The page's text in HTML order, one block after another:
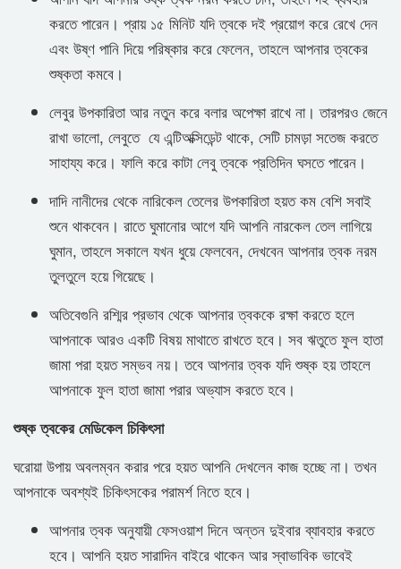
করতে পারেন। প্রায় ১৫ মিনিট যদি ত্বকে দই প্রয়োগ করে রেখে দেন
এবং উষ্ণ পানি দিয়ে পরিষ্কার করে ফেলেন, তাহলে আপনার ত্বকের
শুষ্কতা কমবে।
লেবুর উপকারিতা আর নতুন করে বলার অপেক্ষা রাখে না। তারপরও জেনে
রাখা ভালো, লেবুতে যে এন্টিঅক্সিডেন্ট থাকে, সেটি চামড়া সতেজ করতে
সাহায্য করে। ফালি করে কাটা লেবু ত্বকে প্রতিদিন ঘসতে পারেন।
দাদি নানীদের থেকে নারিকেল তেলের উপকারিতা হয়ত কম বেশি সবাই
শুনে থাকবেন। রাতে ঘুমানোর আগে যদি আপনি নারকেল তেল লাগিয়ে
ঘুমান, তাহলে সকালে যখন ধুয়ে ফেলবেন, দেখবেন আপনার ত্বক নরম
তুলতুলে হয়ে গিয়েছে।
অতিবেগুনি রশ্মির প্রভাব থেকে আপনার ত্বককে রক্ষা করতে হলে
আপনাকে আরও একটি বিষয় মাথাতে রাখতে হবে। সব ঋতুতে ফুল হাতা
জামা পরা হয়ত সম্ভব নয়। তবে আপনার ত্বক যদি শুষ্ক হয় তাহলে
আপনাকে ফুল হাতা জামা পরার অভ্যাস করতে হবে।
শুষ্ক ত্বকের মেডিকেল চিকিৎসা
ঘরোয়া উপায় অবলম্বন করার পরে হয়ত আপনি দেখলেন কাজ হচ্ছে না। তখন
আপনাকে অবশ্যই চিকিৎসকের পরামর্শ নিতে হবে।
আপনার ত্বক অনুযায়ী ফেসওয়াশ দিনে অন্তন দুইবার ব্যাবহার করতে
হবে। আপনি হয়ত সারাদিন বাইরে থাকেন আর স্বাভাবিক ভাবেই